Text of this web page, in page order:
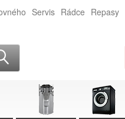
Servis Rádce Repasy